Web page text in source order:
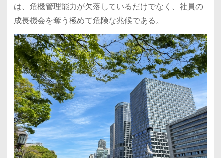
は、危機管理能力が欠落しているだけでなく、社員の
成長機会を奪う極めて危険な兆候である。